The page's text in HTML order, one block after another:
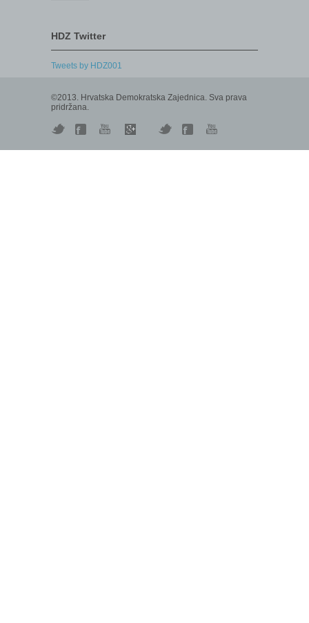
HDZ Twitter
Tweets by HDZ001
©2013. Hrvatska Demokratska Zajednica. Sva prava
pridržana.